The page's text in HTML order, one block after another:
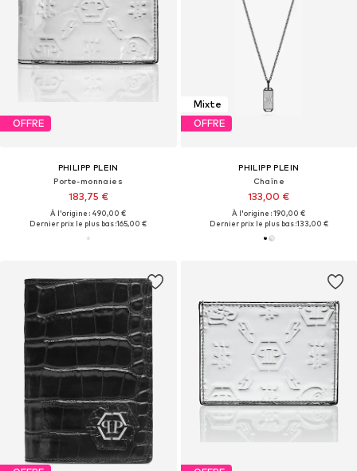
OFFRE
PHILIPP PLEIN
Porte-monnaies
183,75 €
À l'origine : 490,00 €
Dernier prix le plus bas :165,00 €
Mixte
OFFRE
PHILIPP PLEIN
Chaîne
133,00 €
À l'origine : 190,00 €
Dernier prix le plus bas :133,00 €